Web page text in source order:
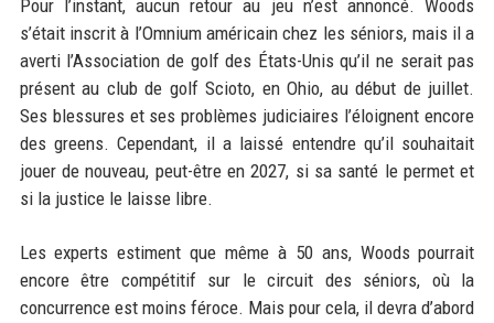
Pour l’instant, aucun retour au jeu n’est annoncé. Woods
s’était inscrit à l’Omnium américain chez les séniors, mais il a
averti l’Association de golf des États-Unis qu’il ne serait pas
présent au club de golf Scioto, en Ohio, au début de juillet.
Ses blessures et ses problèmes judiciaires l’éloignent encore
des greens. Cependant, il a laissé entendre qu’il souhaitait
jouer de nouveau, peut-être en 2027, si sa santé le permet et
si la justice le laisse libre.
Les experts estiment que même à 50 ans, Woods pourrait
encore être compétitif sur le circuit des séniors, où la
concurrence est moins féroce. Mais pour cela, il devra d’abord